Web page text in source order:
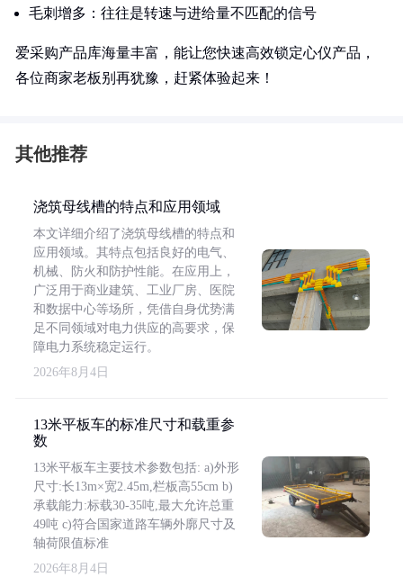
毛刺增多：往往是转速与进给量不匹配的信号
爱采购产品库海量丰富，能让您快速高效锁定心仪产品，
各位商家老板别再犹豫，赶紧体验起来！
其他推荐
浇筑母线槽的特点和应用领域
本文详细介绍了浇筑母线槽的特点和
应用领域。其特点包括良好的电气、
机械、防火和防护性能。在应用上，
广泛用于商业建筑、工业厂房、医院
和数据中心等场所，凭借自身优势满
足不同领域对电力供应的高要求，保
障电力系统稳定运行。
2026年8月4日
13米平板车的标准尺寸和载重参
数
13米平板车主要技术参数包括: a)外形
尺寸:长13m×宽2.45m,栏板高55cm b)
承载能力:标载30-35吨,最大允许总重
49吨 c)符合国家道路车辆外廓尺寸及
轴荷限值标准
2026年8月4日